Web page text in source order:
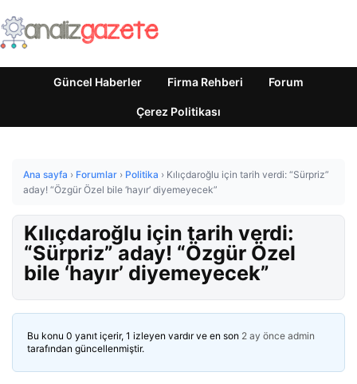
Güncel Haberler Firma Rehberi Forum
Çerez Politikası
Ana sayfa › Forumlar › Politika › Kılıçdaroğlu için tarih verdi: “Sürpriz”
aday! “Özgür Özel bile ‘hayır’ diyemeyecek”
Kılıçdaroğlu için tarih verdi:
“Sürpriz” aday! “Özgür Özel
bile ‘hayır’ diyemeyecek”
Bu konu 0 yanıt içerir, 1 izleyen vardır ve en son 2 ay önce admin
tarafından güncellenmiştir.